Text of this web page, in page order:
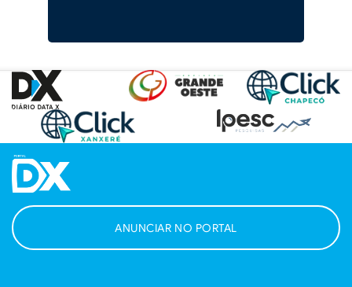
ANUNCIAR NO PORTAL